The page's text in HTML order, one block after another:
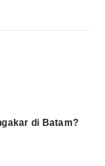
di Batam?